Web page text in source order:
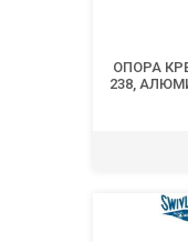
ОПОРА
238,